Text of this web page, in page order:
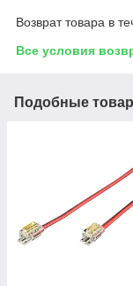
Возврат товара в
Все условия
Подобные